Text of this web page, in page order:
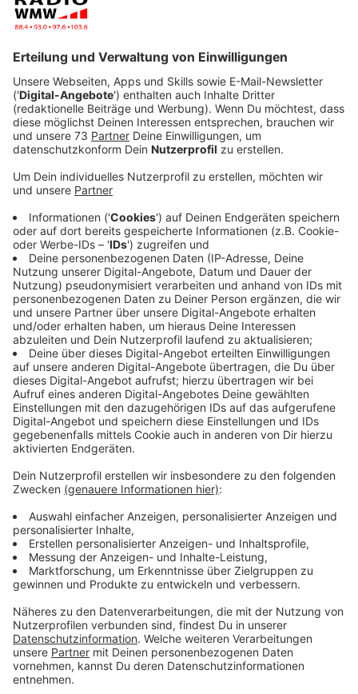
Anzeige
Mehr Tote und Schwerverletzte
Anzeige
Fahrrad bzw. Pedelec verunglückt sind. Diese traurige
Pressekonferenz in Borken gezogen. Sie hat deshalb in
Zukunft vermehrt Schwerpunktkontrollen für
Radfahrer angekündigt. Unfallschwerpunkte waren vor
allem Bocholt, Borken, Gronau, Rhede und Heiden.
Auch die Zahl der Schwerverletzten ist angestiegen,
sie hat im 10 Jahres-Vergleich einen neuen
Höchststand erreicht.
Anzeige
Zunahme auch bei den Rad- bzw.
Pedelecunfällen
Anzeige
Die verunglückten Rad- bzw. Pedelecfahrer stellen im
Kreis Borken mit über 43 Prozent den höchsten Anteil
der verunglückten Verkehrsteilnehmer dar. Mehr
verletzte Pedelec- bzw. Radfahrer ist eine
Entwicklung, die im Kreis Borken seit 2023 anhält. Aber
auch damit zu tun hat, dass immer mehr Menschen
aufs Rad steigen. Etwa jeder Dritte im Kreis benutzt
sein Fahrrad für kurze Strecken, also zur Arbeit oder
zur Schule. Und auch in der Freizeit wird gerne